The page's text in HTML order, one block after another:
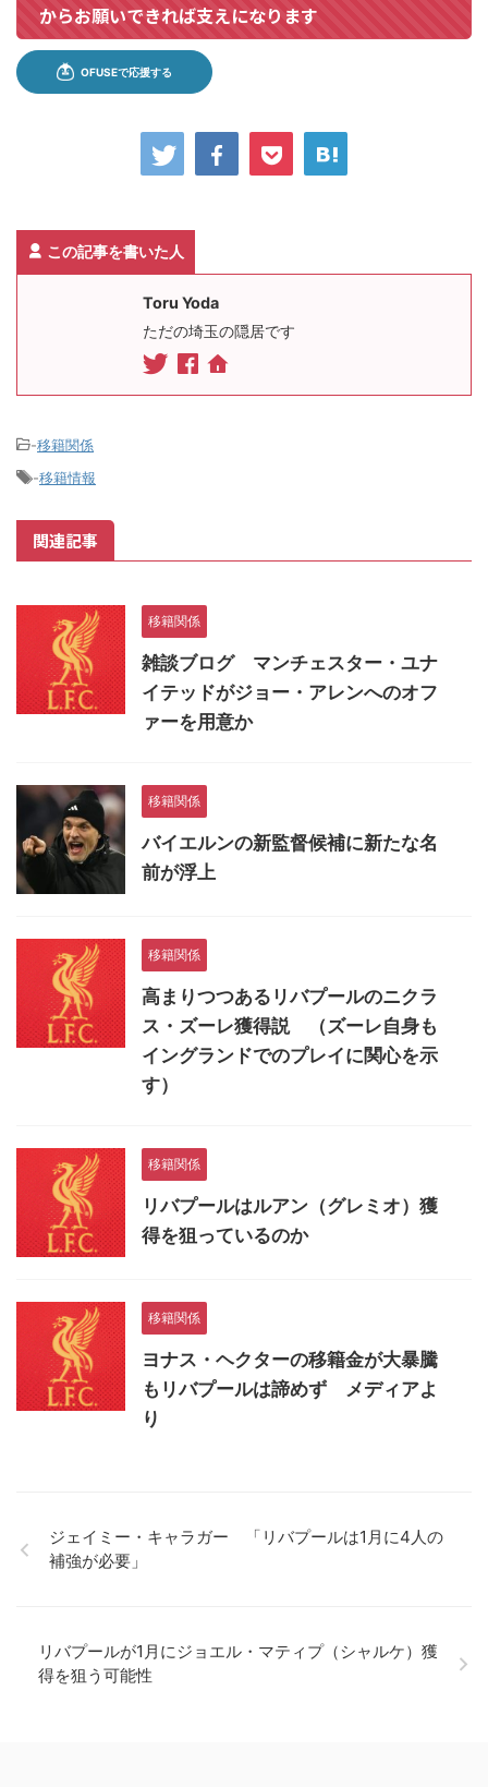
からお願いできれば支えになります
この記事を書いた人
Toru Yoda
ただの埼玉の隠居です
-移籍関係
-移籍情報
関連記事
移籍関係
雑談ブログ マンチェスター・ユナ
イテッドがジョー・アレンへのオフ
ァーを用意か
移籍関係
バイエルンの新監督候補に新たな名
前が浮上
移籍関係
高まりつつあるリバプールのニクラ
ス・ズーレ獲得説 （ズーレ自身も
イングランドでのプレイに関心を示
す）
移籍関係
リバプールはルアン（グレミオ）獲
得を狙っているのか
移籍関係
ヨナス・ヘクターの移籍金が大暴騰
もリバプールは諦めず メディアよ
り
ジェイミー・キャラガー 「リバプールは1月に4人の
補強が必要」
リバプールが1月にジョエル・マティプ（シャルケ）獲
得を狙う可能性